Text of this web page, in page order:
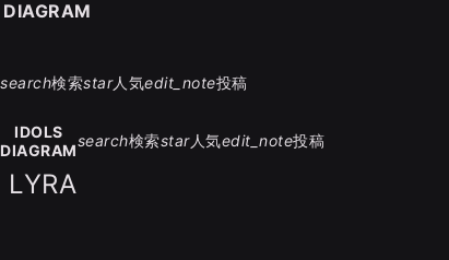
search検索star人気edit_note投稿
IDOLS
DIAGRAM
search検索star人気edit_note投稿
LYRA